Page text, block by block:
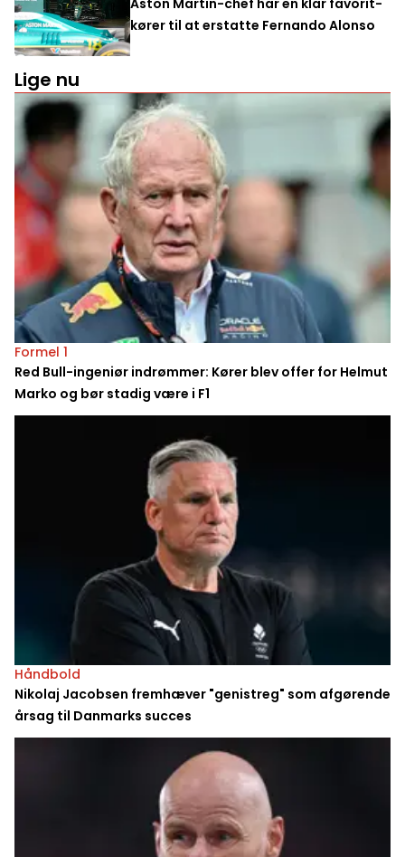
kører til at erstatte Fernando Alonso
Lige nu
Formel 1
Red Bull-ingeniør indrømmer: Kører blev offer for Helmut
Marko og bør stadig være i F1
Håndbold
Nikolaj Jacobsen fremhæver "genistreg" som afgørende
årsag til Danmarks succes